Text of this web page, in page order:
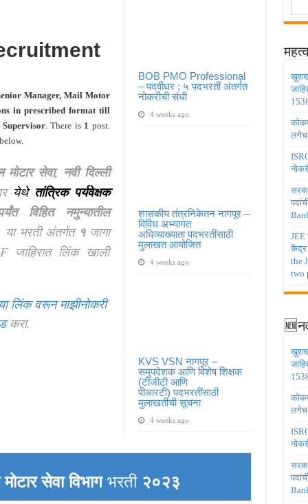
BOB PMO Professional
– पदवीधर ; ५ पदभरतीं अंतर्गत
नोकरीची संधी
4 weeks ago
शासकीय तंत्रनिकेतन नागपूर –
विविध अभ्यागत
अधिव्याख्याता पदभरतींसाठी
मुलाखत आयोजित
4 weeks ago
KVS VSN नागपूर –
समुपदेशक आणि विशेष शिक्षक
(टीजीटी आणि
पीआरटी) पदभरतींसाठी
मुलाखतीची सूचना
4 weeks ago
Manager, Mail Motor
in prescribed format till
. There is 1 post.
सेवा, नवी दिल्ली
येथे तांत्रिक पर्यवेक्षक
विहित नमुन्यातील
भरती अंतर्गत १जागा
लिंक खाली
लिंक वरून माझीनोकरी
करा.
सेवा विभाग भरती२०२३
लगेच
JEE
केंद्र
the
two
लगेच